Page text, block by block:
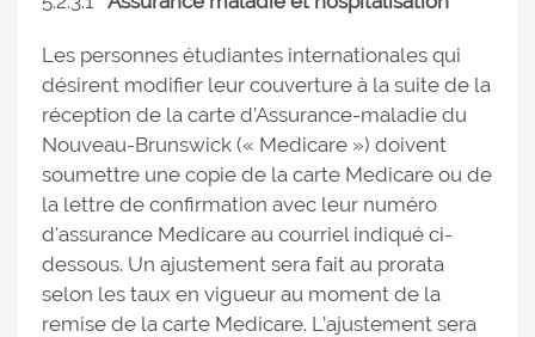
Les personnes étudiantes internationales qui
désirent modifier leur couverture à la suite de la
réception de la carte d’Assurance-maladie du
Nouveau-Brunswick (« Medicare ») doivent
soumettre une copie de la carte Medicare ou de
la lettre de confirmation avec leur numéro
d'assurance Medicare au courriel indiqué ci-
dessous. Un ajustement sera fait au prorata
selon les taux en vigueur au moment de la
remise de la carte Medicare. L’ajustement sera